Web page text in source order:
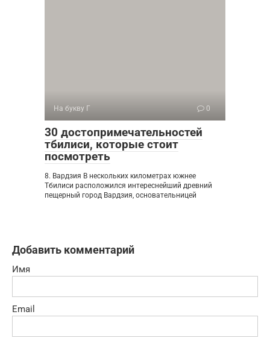
На букву Г 0
30 достопримечательностей
тбилиси, которые стоит
посмотреть
8. Вардзия В нескольких километрах южнее
Тбилиси расположился интереснейший древний
пещерный город Вардзия, основательницей
Добавить комментарий
Имя
Email